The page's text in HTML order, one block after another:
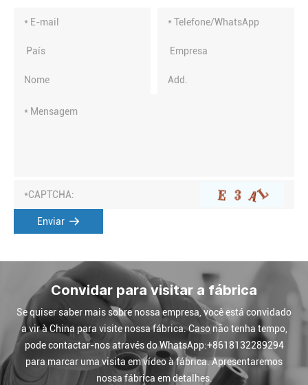
Enviar
Convidar para visitar a fábrica
Se quiser saber mais sobre nossa empresa, você está convidado
a vir à China para visite nossa fábrica. Caso não tenha tempo,
pode contactar-nos através do WhatsApp:+8618132289294
para marcar uma visita em vídeo à fábrica. Apresentaremos
nossa fábrica em detalhes.